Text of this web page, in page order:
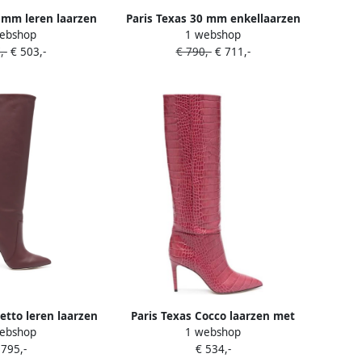
leren laarzen
Rood
€ 503,-
Paris Texas 30 mm enkellaarzen
met krokodillen-reliëf en puntige
neus Rood
1 webshop
€ 790,-€ 711,-
leren laarzen
Rood
Paris Texas Cocco laarzen met
krokodillen-reliÃf (95 mm) Rood
1 webshop
€ 534,-